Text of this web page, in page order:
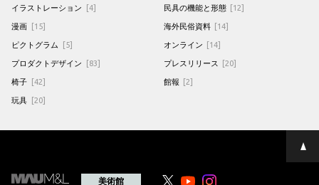
イラストレーション [4]
漫画 [15]
ピクトグラム [5]
プロダクトデザイン [83]
椅子 [42]
玩具 [20]
民具の機能と形態 [12]
海外民俗資料 [14]
オンライン [14]
プレスリリース [20]
館報 [2]
ペ
ー
美術館